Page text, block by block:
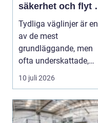
säkerhet och flyt i
trafiken
Tydliga väglinjer är en
av de mest
grundläggande, men
ofta underskattade,
delarna i trafikmiljön.
10 juli 2026